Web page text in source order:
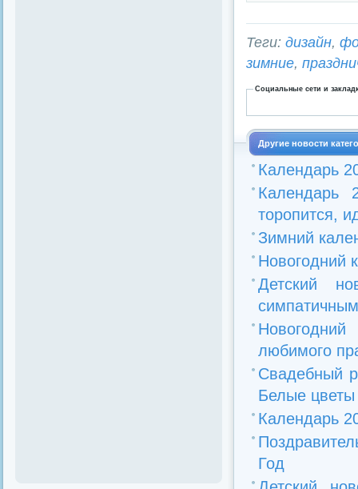
Теги: дизайн,
зимние,
Социальные сети и
Другие новости
Календарь
торопится,
Зимний
Новогодний
Детский
любимого
Свадебный
Белые цветы
Календарь
Год